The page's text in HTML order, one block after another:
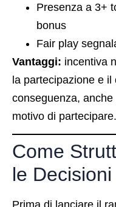
Presenza a 3+
bonus
Fair play
Vantaggi: incentiva
la partecipazione e
conseguenza,
motivo di partecipare.
Come
le